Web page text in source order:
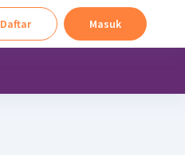
Daftar Masuk